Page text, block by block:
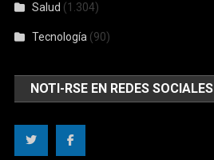
Salud (1.304)
Tecnología (90)
NOTI-RSE EN REDES SOCIALES